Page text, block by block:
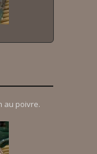
au poivre.